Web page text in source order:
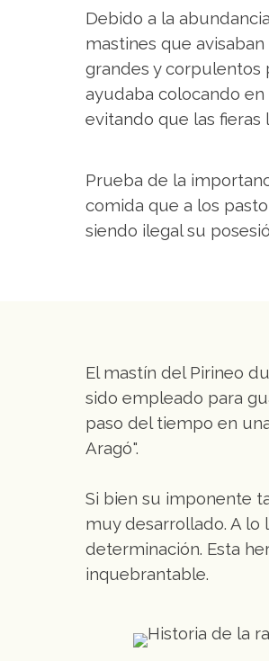
Debido a la
mastines que
grandes y corpulentos
ayudaba colocando
evitando que las fieras
Prueba de la
comida que a los
siendo ilegal su
El mastín del Pirineo
sido empleado para
paso del tiempo en
Aragó".
Si bien su imponente
muy desarrollado. A lo
determinación. Esta
inquebrantable.